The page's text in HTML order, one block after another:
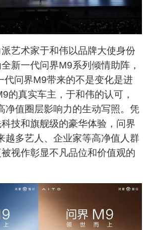
艺术家于和伟以品牌大使身份
新一代问界M9系列倾情助阵，
代问界M9带来的不是变化是进
的真实车主，于和伟的认可，
净值圈层影响力的生动写照。凭
技和旗舰级的豪华体验，问界
越多艺人、企业家等高净值人群
视作彰显不凡品位和价值观的